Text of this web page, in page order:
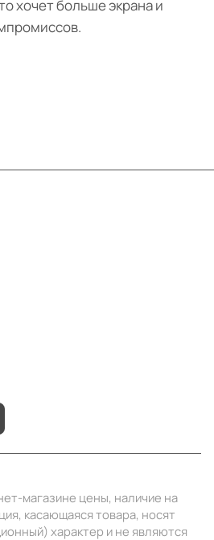
хочет больше экрана и
магазине цены, наличие на
касающаяся товара, носят
характер и не являются